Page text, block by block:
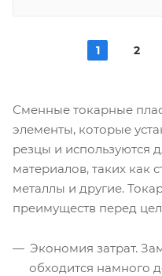
1 2
Сменные токарные
элементы, которые
резцы и используются
материалов, таких как
металлы и другие.
преимуществ перед
Экономия затрат.
обходится намного